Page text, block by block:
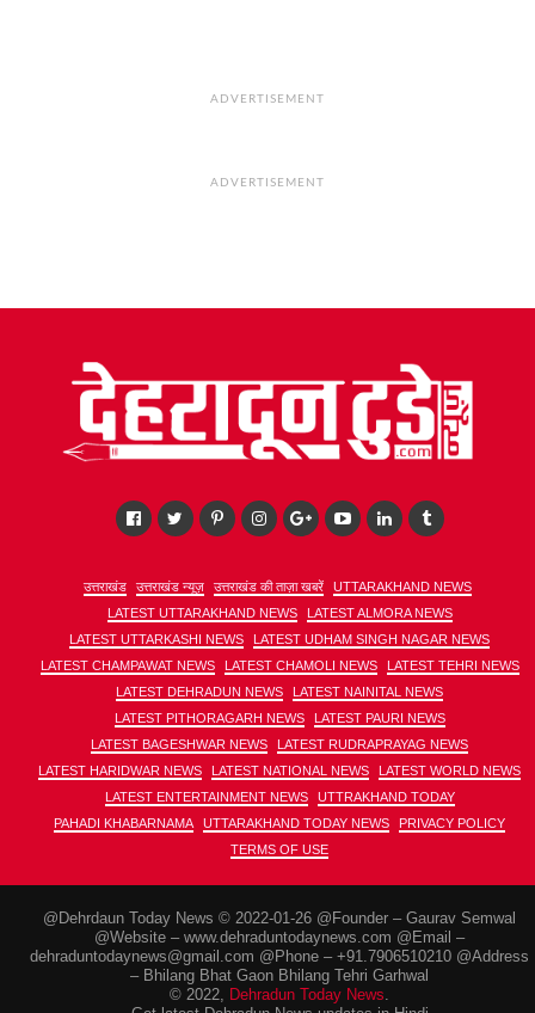
ADVERTISEMENT
ADVERTISEMENT
उत्तराखंड उत्तराखंड न्यूज़ उत्तराखंड की ताज़ा खबरें
UTTARAKHAND NEWS
LATEST UTTARAKHAND NEWS
LATEST ALMORA NEWS
LATEST UTTARKASHI NEWS
LATEST UDHAM SINGH NAGAR NEWS
LATEST CHAMPAWAT NEWS
LATEST CHAMOLI NEWS
LATEST TEHRI NEWS
LATEST DEHRADUN NEWS
LATEST NAINITAL NEWS
LATEST PITHORAGARH NEWS
LATEST PAURI NEWS
LATEST BAGESHWAR NEWS
LATEST RUDRAPRAYAG NEWS
LATEST HARIDWAR NEWS
LATEST NATIONAL NEWS
LATEST WORLD NEWS
LATEST ENTERTAINMENT NEWS
UTTRAKHAND TODAY
PAHADI KHABARNAMA
UTTARAKHAND TODAY NEWS
PRIVACY POLICY
TERMS OF USE
@Dehrdaun Today News © 2022-01-26 @Founder – Gaurav Semwal
@Website – www.dehraduntodaynews.com @Email –
dehraduntodaynews@gmail.com @Phone – +91.7906510210 @Address
– Bhilang Bhat Gaon Bhilang Tehri Garhwal
© 2022, Dehradun Today News